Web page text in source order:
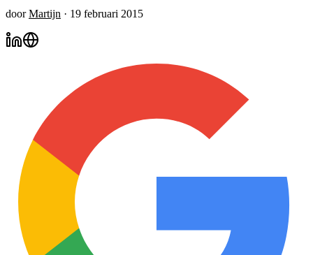
door Martijn · 19 februari 2015